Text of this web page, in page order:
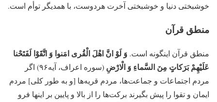
خوشبختی دنیا و خوشبختی آخرت هردوست، با همدیگر توأم است.
منطق قرآن
منطق قرآن این‏گونه است. وَ لَوْ انَّ اهْلَ الْقُری‏ امَنوا وَ اتَّقَوْا لَفَتَحْنا
عَلَیْهِمْ بَرَکاتٍ مِنَ السَّماءِ وَ الْارْضِ
(سوره اعراف، آیه۹۶) اگر
مردم اجتماعات و جماعت‌ها، مردم قریه‏‌ها [و به طور کلی] مردم
ایمان و تقوا را پیش بگیرند برکت‌ها را از بالا و پایین بر اینها فرو